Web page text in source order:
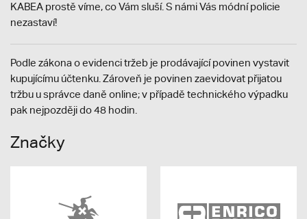
KABEA prostě víme, co Vám sluší. S námi Vás módní policie
nezastaví!
Podle zákona o evidenci tržeb je prodávající povinen vystavit
kupujícímu účtenku. Zároveň je povinen zaevidovat přijatou
tržbu u správce daně online; v případě technického výpadku
pak nejpozději do 48 hodin.
Značky